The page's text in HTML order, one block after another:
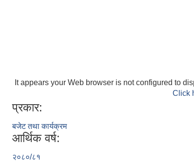
It appears your Web browser is not configured to
Click
प्रकार:
बजेट तथा कार्यक्रम
आर्थिक वर्ष:
२०८०/८१